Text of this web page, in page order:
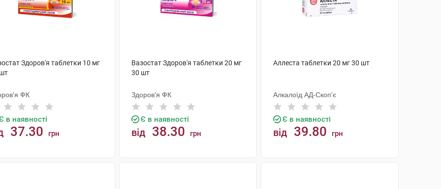
Здоров'я таблетки 10 мг
ФК
в наявності
37.30 грн
Вазостат Здоров'я таблетки 20 мг
30 шт
Здоров'я ФК
Є в наявності
від 38.30 грн
Аллеста таблетки 20 мг 30 шт
Алкалоїд АД-Скоп'є
Є в наявності
від 39.80 грн